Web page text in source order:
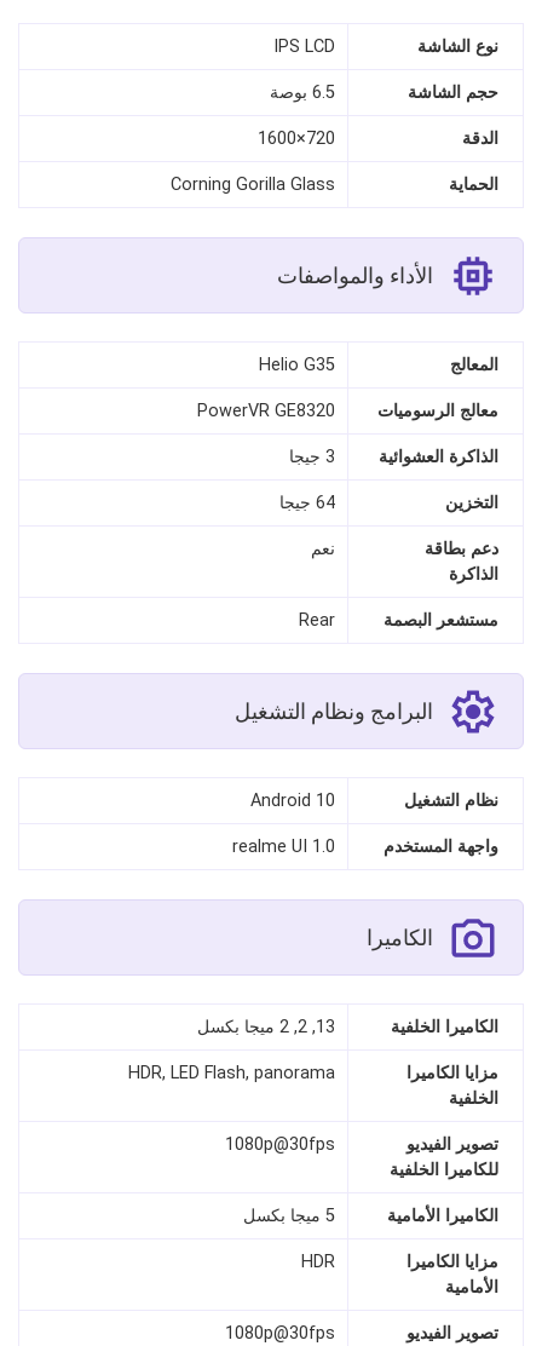
نوع الشاشة IPS LCD
حجم الشاشة 6.5 بوصة
الدقة 720×1600
الحماية Corning Gorilla Glass
الأداء والمواصفات
المعالج Helio G35
معالج الرسوميات PowerVR GE8320
الذاكرة العشوائية 3 جيجا
التخزين 64 جيجا
دعم بطاقة
الذاكرة
نعم
مستشعر البصمة Rear
البرامج ونظام التشغيل
نظام التشغيل Android 10
واجهة المستخدم realme UI 1.0
الكاميرا
الكاميرا الخلفية 13, 2, 2 ميجا بكسل
مزايا الكاميرا
الخلفية
HDR, LED Flash, panorama
تصوير الفيديو
للكاميرا الخلفية
1080p@30fps
الكاميرا الأمامية 5 ميجا بكسل
مزايا الكاميرا
الأمامية
HDR
تصوير الفيديو
1080p@30fps